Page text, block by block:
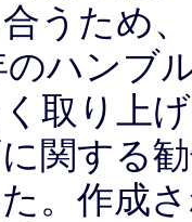
うため
ハンブ
取り上
関する
。作成